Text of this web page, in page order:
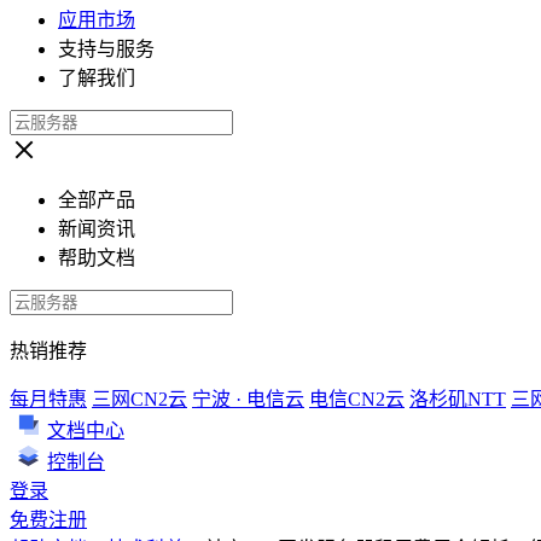
应用市场
支持与服务
了解我们
全部产品
新闻资讯
帮助文档
热销推荐
每月特惠 三网CN2云 宁波 · 电信云 电信CN2云 洛杉矶NTT 三
文档中心
控制台
登录
免费注册